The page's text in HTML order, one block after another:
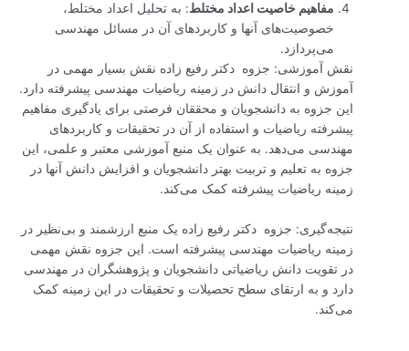
مفاهیم خاصیت اعداد مختلط: به تحلیل اعداد مختلط،
خصوصیت‌های آنها و کاربردهای آن در مسائل مهندسی
می‌پردازد.
نقش آموزشی: جزوه دکتر رفیع زاده نقش بسیار مهمی در
آموزش و انتقال دانش در زمینه ریاضیات مهندسی پیشرفته دارد.
این جزوه به دانشجویان و محققان فرصتی برای یادگیری مفاهیم
پیشرفته ریاضیات و استفاده از آن در تحقیقات و کاربردهای
مهندسی می‌دهد. به عنوان یک منبع آموزشی معتبر و علمی، این
جزوه به تعلیم و تربیت بهتر دانشجویان و افزایش دانش آنها در
زمینه ریاضیات پیشرفته کمک می‌کند.
نتیجه‌گیری: جزوه دکتر رفیع زاده یک منبع ارزشمند و بی‌نظیر در
زمینه ریاضیات مهندسی پیشرفته است. این جزوه نقش مهمی
در تقویت دانش ریاضیاتی دانشجویان و پژوهشگران در مهندسی
دارد و به ارتقای سطح تحصیلات و تحقیقات در این زمینه کمک
می‌کند.